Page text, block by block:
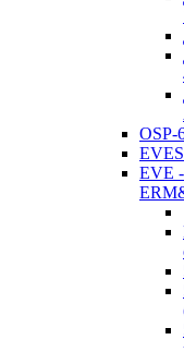
OSP-
EVE